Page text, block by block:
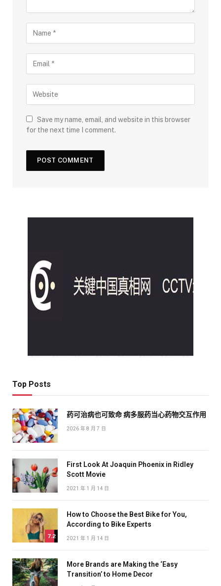
Save my name, email, and website in this browser
for the next time I comment.
Top Posts
药可治病也可致命 病多服药当心药物交互作用
2026 年 8 月 7 日
First Look At Joaquin Phoenix in Ridley
Scott Movie
2021 年 1 月 14 日
7.2
How to Choose the Best Bike for You,
According to Bike Experts
2021 年 1 月 14 日
More Brands are Making the ‘Easy
Transition’ to Home Decor